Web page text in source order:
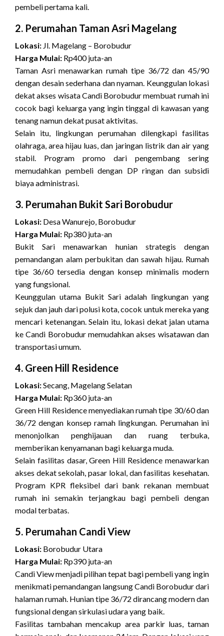
pembeli pertama kali.
2. Perumahan Taman Asri Magelang
Lokasi: Jl. Magelang – Borobudur
Harga Mulai: Rp400 juta-an
Taman Asri menawarkan rumah tipe 36/72 dan 45/90
dengan desain sederhana dan nyaman. Keunggulan lokasi
dekat akses wisata Candi Borobudur membuat rumah ini
cocok bagi keluarga yang ingin tinggal di kawasan yang
tenang namun dekat pusat aktivitas.
Selain itu, lingkungan perumahan dilengkapi fasilitas
olahraga, area hijau luas, dan jaringan listrik dan air yang
stabil. Program promo dari pengembang sering
memudahkan pembeli dengan DP ringan dan subsidi
biaya administrasi.
3. Perumahan Bukit Sari Borobudur
Lokasi: Desa Wanurejo, Borobudur
Harga Mulai: Rp380 juta-an
Bukit Sari menawarkan hunian strategis dengan
pemandangan alam perbukitan dan sawah hijau. Rumah
tipe 36/60 tersedia dengan konsep minimalis modern
yang fungsional.
Keunggulan utama Bukit Sari adalah lingkungan yang
sejuk dan jauh dari polusi kota, cocok untuk mereka yang
mencari ketenangan. Selain itu, lokasi dekat jalan utama
ke Candi Borobudur memudahkan akses wisatawan dan
transportasi umum.
4. Green Hill Residence
Lokasi:Secang, Magelang Selatan
Harga Mulai: Rp360 juta-an
Green Hill Residence menyediakan rumah tipe 30/60 dan
36/72 dengan konsep ramah lingkungan. Perumahan ini
menonjolkan penghijauan dan ruang terbuka,
memberikan kenyamanan bagi keluarga muda.
Selain fasilitas dasar, Green Hill Residence menawarkan
akses dekat sekolah, pasar lokal, dan fasilitas kesehatan.
Program KPR fleksibel dari bank rekanan membuat
rumah ini semakin terjangkau bagi pembeli dengan
modal terbatas.
5. Perumahan Candi View
Lokasi: Borobudur Utara
Harga Mulai: Rp390 juta-an
Candi View menjadi pilihan tepat bagi pembeli yang ingin
menikmati pemandangan langsung Candi Borobudur dari
halaman rumah. Hunian tipe 36/72 dirancang modern dan
fungsional dengan sirkulasi udara yang baik.
Fasilitas tambahan mencakup area parkir luas, taman